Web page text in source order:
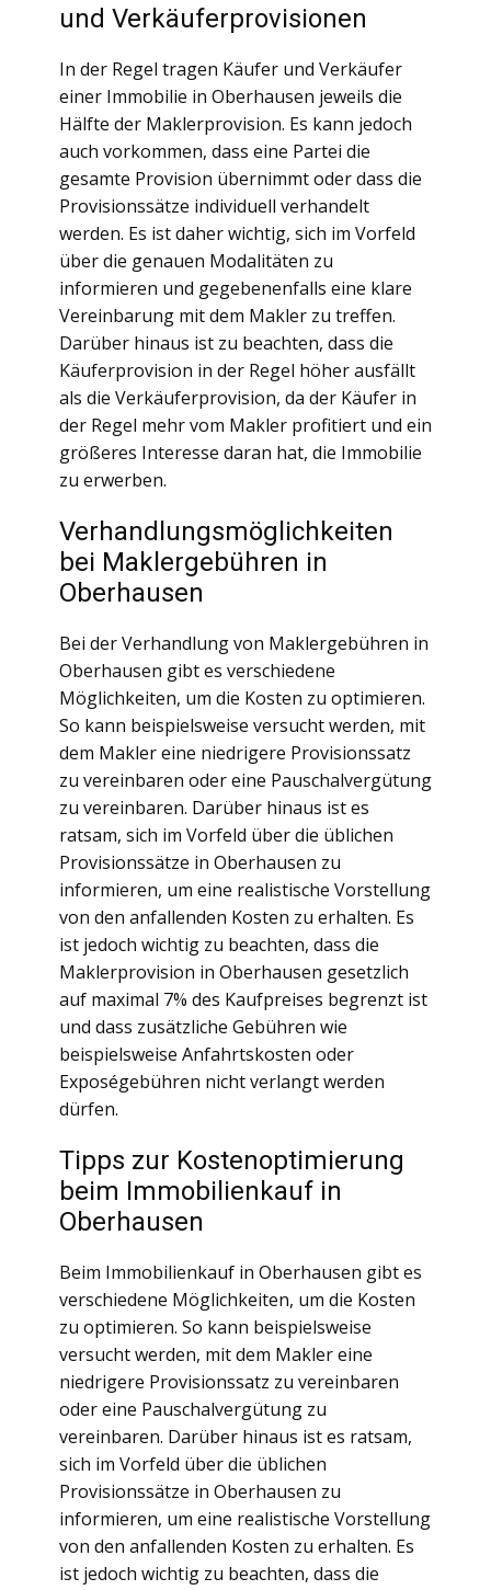
und Verkäuferprovisionen
In der Regel tragen Käufer und Verkäufer
einer Immobilie in Oberhausen jeweils die
Hälfte der Maklerprovision. Es kann jedoch
auch vorkommen, dass eine Partei die
gesamte Provision übernimmt oder dass die
Provisionssätze individuell verhandelt
werden. Es ist daher wichtig, sich im Vorfeld
über die genauen Modalitäten zu
informieren und gegebenenfalls eine klare
Vereinbarung mit dem Makler zu treffen.
Darüber hinaus ist zu beachten, dass die
Käuferprovision in der Regel höher ausfällt
als die Verkäuferprovision, da der Käufer in
der Regel mehr vom Makler profitiert und ein
größeres Interesse daran hat, die Immobilie
zu erwerben.
Verhandlungsmöglichkeiten
bei Maklergebühren in
Oberhausen
Bei der Verhandlung von Maklergebühren in
Oberhausen gibt es verschiedene
Möglichkeiten, um die Kosten zu optimieren.
So kann beispielsweise versucht werden, mit
dem Makler eine niedrigere Provisionssatz
zu vereinbaren oder eine Pauschalvergütung
zu vereinbaren. Darüber hinaus ist es
ratsam, sich im Vorfeld über die üblichen
Provisionssätze in Oberhausen zu
informieren, um eine realistische Vorstellung
von den anfallenden Kosten zu erhalten. Es
ist jedoch wichtig zu beachten, dass die
Maklerprovision in Oberhausen gesetzlich
auf maximal 7% des Kaufpreises begrenzt ist
und dass zusätzliche Gebühren wie
beispielsweise Anfahrtskosten oder
Exposégebühren nicht verlangt werden
dürfen.
Tipps zur Kostenoptimierung
beim Immobilienkauf in
Oberhausen
Beim Immobilienkauf in Oberhausen gibt es
verschiedene Möglichkeiten, um die Kosten
zu optimieren. So kann beispielsweise
versucht werden, mit dem Makler eine
niedrigere Provisionssatz zu vereinbaren
oder eine Pauschalvergütung zu
vereinbaren. Darüber hinaus ist es ratsam,
sich im Vorfeld über die üblichen
Provisionssätze in Oberhausen zu
informieren, um eine realistische Vorstellung
von den anfallenden Kosten zu erhalten. Es
ist jedoch wichtig zu beachten, dass die